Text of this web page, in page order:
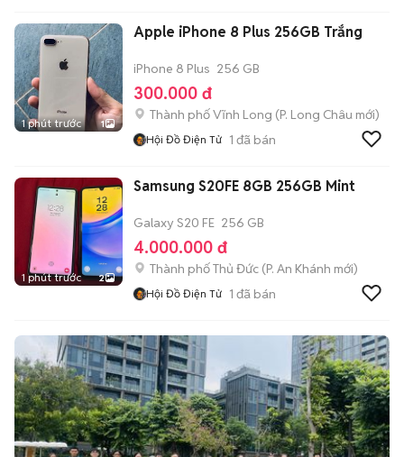
1 phút trước 1
Apple iPhone 8 Plus 256GB Trắng
iPhone 8 Plus 256 GB
300.000 đ
Thành phố Vĩnh Long (P. Long Châu mới)
Hội Đồ Điện Tử 1 đã bán
1 phút trước 2
Samsung S20FE 8GB 256GB Mint
Galaxy S20 FE 256 GB
4.000.000 đ
Thành phố Thủ Đức (P. An Khánh mới)
Hội Đồ Điện Tử 1 đã bán